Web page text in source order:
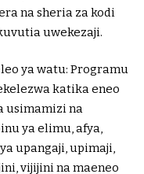
na sheria za kodi
uwekezaji.
ya watu: Programu
katika eneo
usimamizi na
ya elimu, afya,
upangaji, upimaji,
vijijini na maeneo